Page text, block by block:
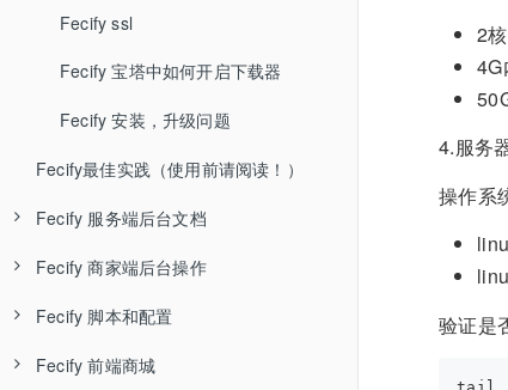
Fecify ssl
Fecify 宝塔中如何开启下载器
Fecify 安装，升级问题
Fecify最佳实践（使用前请阅读！）
Fecify 服务端后台文档
Fecify 用户管理
Fecify 店铺管理
Fecify 应用管理
Fecify 商家端后台操作
Fecify 商家端后台介绍
Fecify 订单管理
Fecify 脚本和配置
重置超级账户密码
Fecify 前端商城
2
4G
4.服务
操作系
验证是